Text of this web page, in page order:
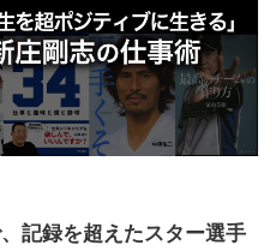
記録を超えたスター選手